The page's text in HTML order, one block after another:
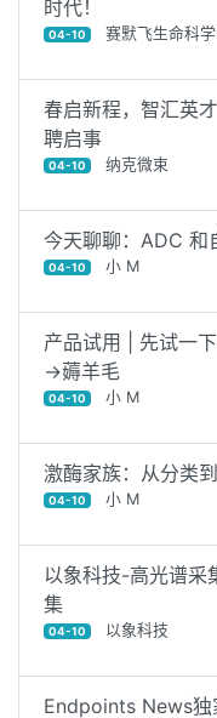
时代！
04-10 赛默飞生命科学
春启新程，智汇英
聘启事
04-10 纳克微束
今天聊聊：ADC 和
04-10 小 M
产品试用 | 先试一
→薅羊毛
04-10 小 M
激酶家族：从分类
04-10 小 M
以象科技-高光谱
集
04-10 以象科技
Endpoints News独